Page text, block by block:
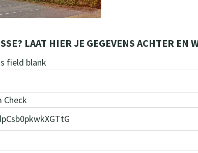
LAAT HIER JE GEGEVENS ACHTER EN
field blank
Check